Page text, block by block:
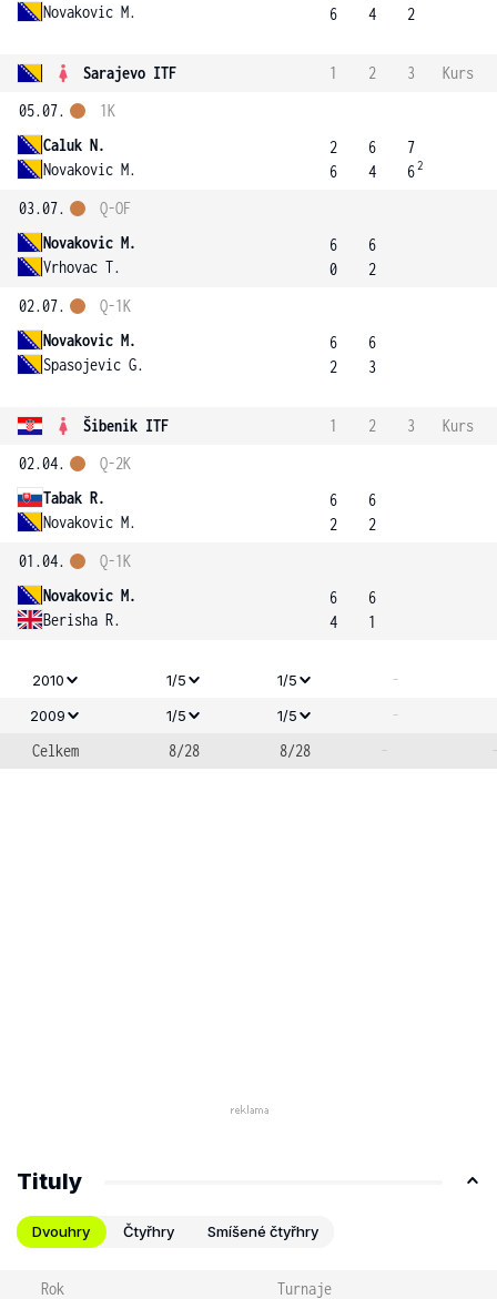
Novakovic M.
6
4
2
Sarajevo ITF 1 2 3
Kurs
05.07.
Caluk N.
Novakovic M.
1K
2
6
6
4
7
62
03.07.
Novakovic M.
Vrhovac T.
Q-OF
6
0
6
2
02.07.
Novakovic M.
Spasojevic G.
Q-1K
6
2
6
3
Šibenik ITF 1 2 3
Kurs
02.04.
Tabak R.
Novakovic M.
Q-2K
6
2
6
2
01.04.
Novakovic M.
Berisha R.
Q-1K
6
4
6
1
2010 1/5 1/5 -
2009 1/5 1/5
-
Celkem
8/28 8/28 -
Tituly
Dvouhry Čtyřhry Smíšené čtyřhry
Rok Turnaje